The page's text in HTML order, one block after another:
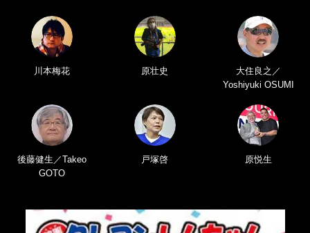
川本梅花 原壮史
大住良之／
Yoshiyuki OSUMI
後藤健生／Takeo
GOTO
戸塚啓 原悦生